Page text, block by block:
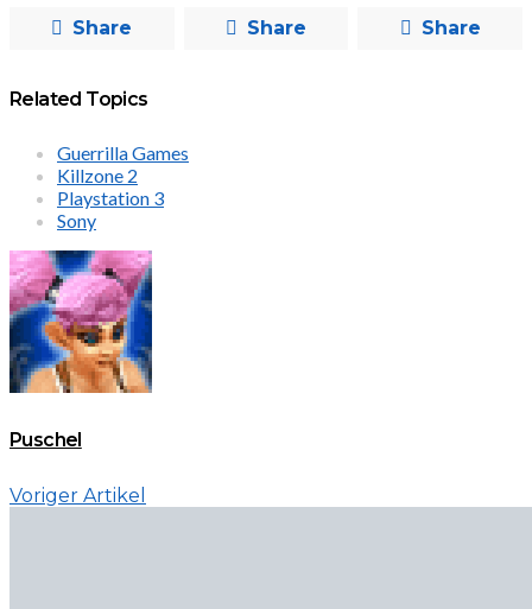
Share Share Share
Related Topics
Guerrilla Games
Killzone 2
Playstation 3
Sony
Puschel
Voriger Artikel